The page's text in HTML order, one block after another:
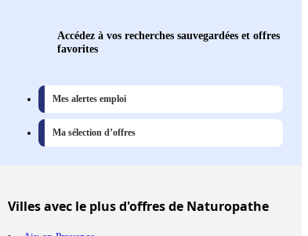
Accédez à vos recherches sauvegardées et offres
favorites
Mes alertes emploi
Ma sélection d’offres
Villesavec le plus d'offres de Naturopathe